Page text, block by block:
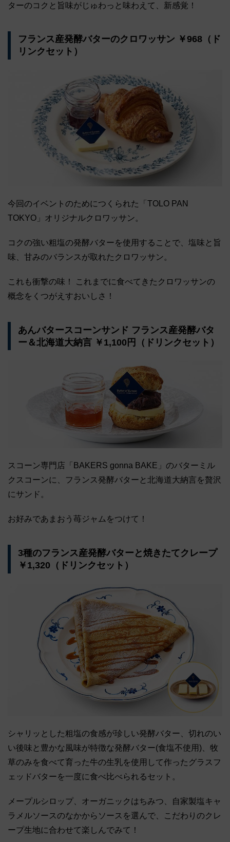
ターのコクと旨味がじゅわっと味わえて、新感覚！
フランス産発酵バターのクロワッサン ￥968（ド
リンクセット）
今回のイベントのためにつくられた「TOLO PAN
TOKYO」オリジナルクロワッサン。
コクの強い粗塩の発酵バターを使用することで、塩味と旨
味、甘みのバランスが取れたクロワッサン。
これも衝撃の味！ これまでに食べてきたクロワッサンの
概念をくつがえすおいしさ！
あんバタースコーンサンド フランス産発酵バタ
ー＆北海道大納言 ￥1,100円（ドリンクセット）
スコーン専門店「BAKERS gonna BAKE」のバターミル
クスコーンに、フランス発酵バターと北海道大納言を贅沢
にサンド。
お好みであまおう苺ジャムをつけて！
3種のフランス産発酵バターと焼きたてクレープ
￥1,320（ドリンクセット）
シャリッとした粗塩の食感が珍しい発酵バター、切れのい
い後味と豊かな風味が特徴な発酵バター(食塩不使用)、牧
草のみを食べて育った牛の生乳を使用して作ったグラスフ
ェッドバターを一度に食べ比べられるセット。
メープルシロップ、オーガニックはちみつ、自家製塩キャ
ラメルソースのなかからソースを選んで、こだわりのクレ
ープ生地に合わせて楽しんでみて！